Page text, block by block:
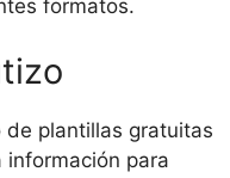
formatos.
de plantillas gratuitas
para